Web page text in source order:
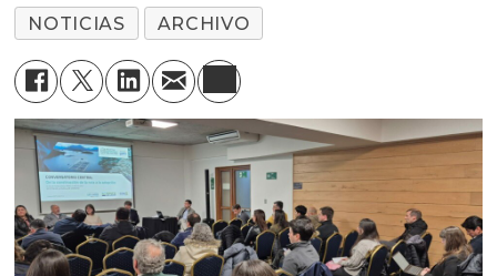
NOTICIAS ARCHIVO